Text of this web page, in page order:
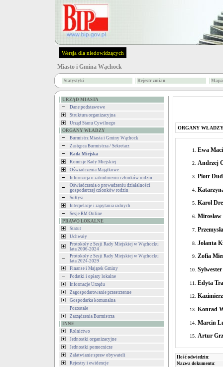
Wersja dla niedowidzących
Miasto i Gmina Wąchock
Statystyki Rejestr zmian
URZĄD MIASTA
Dane podstawowe
Struktura organizacyjna
Urząd Stanu Cywilnego
ORGANY WŁADZY
Burmistrz Miasta i Gminy Wąchock
Zastępca Burmistrza / Sekretarz
Rada Miejska
Komisje Rady Miejskiej
Oświadczenia Majątkowe
Informacja o zatrudnieniu członków rodzin
Oświadczenia o prowadzeniu działalności
gospodarczej członków rodzin
Sołtysi
Interpelacje i zapytania radnych
Sesje RM Online
PRAWO LOKALNE
Statut
Uchwały
Protokoły z Sesji Rady Miejskiej w Wąchocku
lata 2006-2024
Protokoły z Sesji Rady Miejskiej w Wąchocku
lata 2024-2029
Finanse i Majątek Gminy
Podatki i opłaty lokalne
Informacje Urzędu
Zagospodarowanie przestrzenne
Gospodarka komunalna
Pozostałe
Zarządzenia Burmistrza
INNE
Rolnictwo
Jednostki organizacyjne
Jednostki pomocnicze
Załatwianie spraw obywateli
Rejestry i ewidencje
ORGANY WŁADZY
Ewa
Andrzej
Piotr
Karol
Mirosław
Jolanta
Zofia
Edyta
Konrad
Marcin
Artur
Ilość odwiedzin:
Nazwa dokumentu: